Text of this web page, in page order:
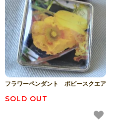
フラワーペンダント ポピースクエア
SOLD OUT